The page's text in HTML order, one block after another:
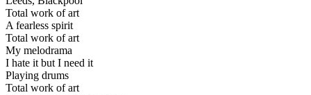
Total work of art
A fearless spirit
Total work of art
My melodrama
I hate it but I need it
Playing drums
Total work of art